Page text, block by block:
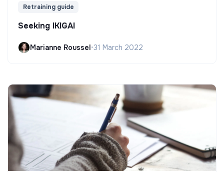
Retraining guide
Seeking IKIGAI
Marianne Roussel•31 March 2022